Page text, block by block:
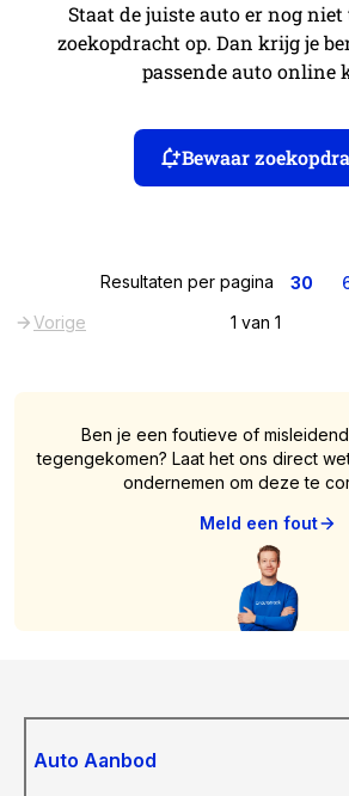
Staat de juiste auto er nog niet
zoekopdracht op. Dan krijg je
passende auto online
Bewaar
Resultaten per pagina 30
Vorige
1 van 1
Ben je een foutieve of
tegengekomen? Laat het ons direct
ondernemen om deze te
Meld een fout
Auto Aanbod